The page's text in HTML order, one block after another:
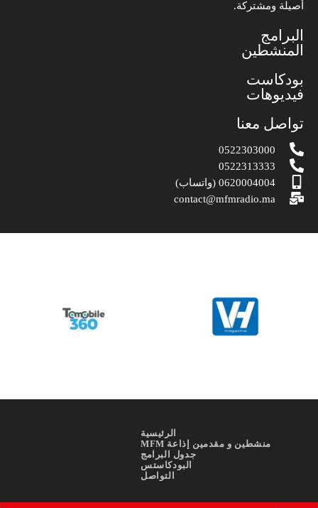
أصيلة ومشتركة.
البرامج
المنشطين
بودكاست
فيديوهات
تواصل معنا
0522303000
0522313333
0620004004 (واتساب)
contact@mfmradio.ma
الرئيسية
منشطين و مقدمين إذاعة MFM
جدول البرامج
البودكاستس
التواصل